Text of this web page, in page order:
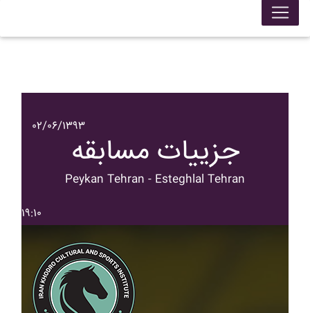
۰۲/۰۶/۱۳۹۳
جزییات مسابقه
Peykan Tehran - Esteghlal Tehran
۱۹:۱۰